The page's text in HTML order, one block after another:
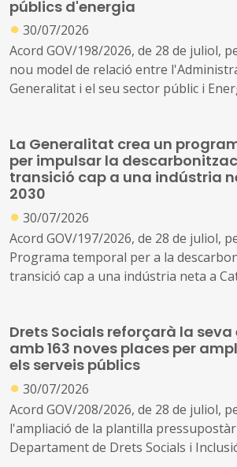
públics d'energia
● 30/07/2026
Acord GOV/198/2026, de 28 de juliol,
nou model de relació entre
Generalitat i el seu sector públic i
en l'àmbit de l'energia
La Generalitat crea un
per impulsar la
transició cap a una indústria
2030
● 30/07/2026
Acord GOV/197/2026, de 28 de juliol,
Programa temporal per a la
transició cap a una indústria neta a
Drets Socials reforçarà la
amb 163 noves places per
els serveis públics
● 30/07/2026
Acord GOV/208/2026, de 28 de juliol,
l'ampliació de la plantilla
Departament de Drets Socials i